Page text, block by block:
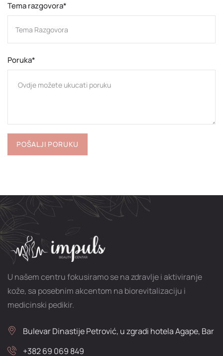
Tema razgovora*
Poruka*
U našem centru fokusiramo se na zdravlje i aktiviranje
kože, sa posebnim akcentom na biorevitalizaciju i
medicinski pedikir.
Bulevar Dinastije Petrović, u zgradi hotela Agape, Bar
+382 69 069 849